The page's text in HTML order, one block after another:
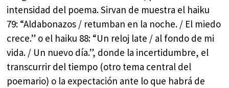
intensidad del poema. Sirvan de muestra el haiku
79: “Aldabonazos / retumban en la noche. / El miedo
crece.” o el haiku 88: “Un reloj late / al fondo de mi
vida. / Un nuevo día.”, donde la incertidumbre, el
transcurrir del tiempo (otro tema central del
poemario) o la expectación ante lo que habrá de